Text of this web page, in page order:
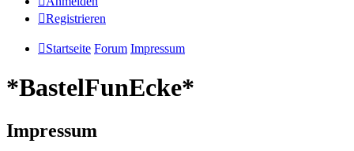
Registrieren
Startseite Forum Impressum
*BastelFunEcke*
Impressum